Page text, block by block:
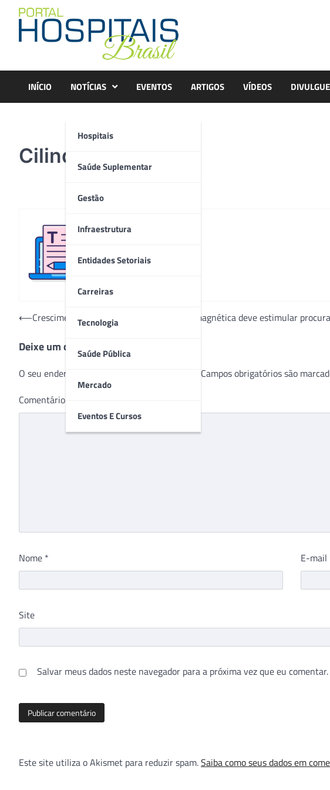
content
INÍCIO NOTÍCIAS
Hospitais
Saúde Suplementar
Gestão
Infraestrutura
Entidades Setoriais
Carreiras
Tecnologia
Saúde Pública
Mercado
Eventos E Cursos
EVENTOS ARTIGOS VÍDEOS
Cilindro
Navegação
Post
⟵Crescimento do mercado de ressonância magnética deve estimular
Deixe um comentário
O seu endereço de e-mail não será publicado. Campos obrigatórios são
Comentário
Nome * E-mail
Site
Salvar meus dados neste navegador para a próxima vez que eu comentar.
Este site utiliza o Akismet para reduzir spam.Saiba como seus dados em